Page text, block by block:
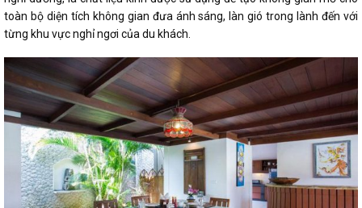
toàn bộ diện tích không gian đưa ánh sáng, làn gió trong lành đến với
từng khu vực nghỉ ngơi của du khách.